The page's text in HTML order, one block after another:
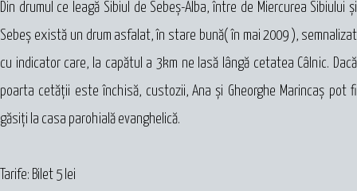
Din drumul ce leagă Sibiul de Sebeș-Alba, între de Miercurea Sibiului şi
Sebeş există un drum asfalat, în stare bună( în mai 2009 ), semnalizat
cu indicator care, la capătul a 3km ne lasă lângă cetatea Câlnic. Dacă
poarta cetăţii este închisă, custozii, Ana şi Gheorghe Marincaș pot fi
găsiţi la casa parohială evanghelică.
Tarife: Bilet 5 lei